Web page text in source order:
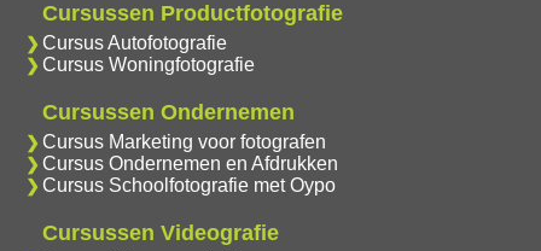
Cursussen Productfotografie
Cursus Autofotografie
Cursus Woningfotografie
Cursussen Ondernemen
Cursus Marketing voor fotografen
Cursus Ondernemen en Afdrukken
Cursus Schoolfotografie met Oypo
Cursussen Videografie